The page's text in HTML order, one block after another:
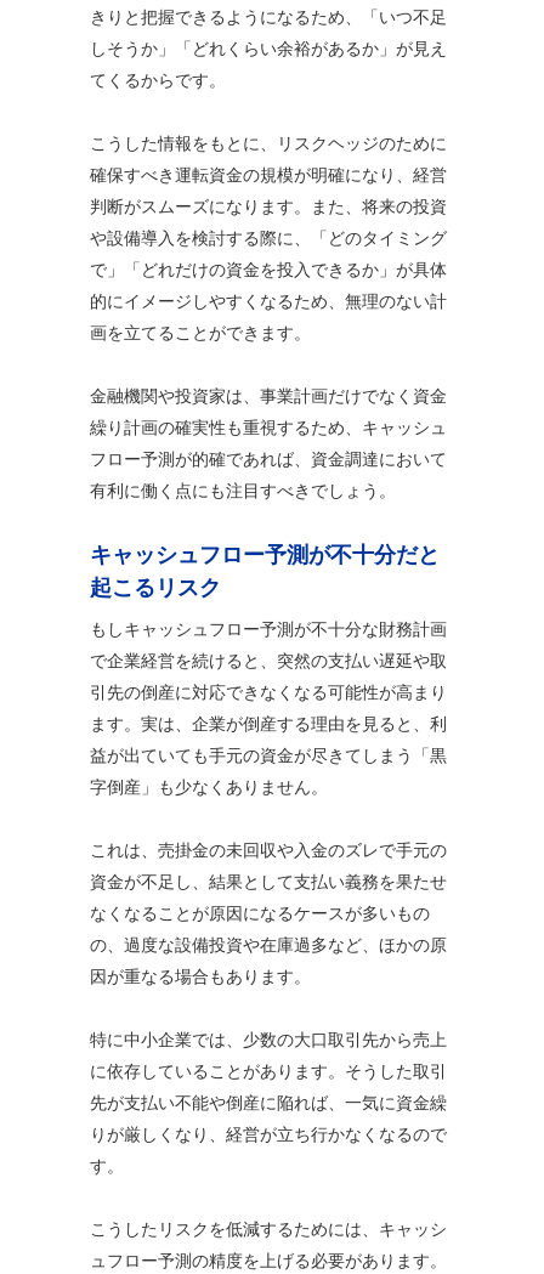
きりと把握できるようになるため、「いつ不足
しそうか」「どれくらい余裕があるか」が見え
てくるからです。
こうした情報をもとに、リスクヘッジのために
確保すべき運転資金の規模が明確になり、経営
判断がスムーズになります。また、将来の投資
や設備導入を検討する際に、「どのタイミング
で」「どれだけの資金を投入できるか」が具体
的にイメージしやすくなるため、無理のない計
画を立てることができます。
金融機関や投資家は、事業計画だけでなく資金
繰り計画の確実性も重視するため、キャッシュ
フロー予測が的確であれば、資金調達において
有利に働く点にも注目すべきでしょう。
キャッシュフロー予測が不十分だと
起こるリスク
もしキャッシュフロー予測が不十分な財務計画
で企業経営を続けると、突然の支払い遅延や取
引先の倒産に対応できなくなる可能性が高まり
ます。実は、企業が倒産する理由を見ると、利
益が出ていても手元の資金が尽きてしまう「黒
字倒産」も少なくありません。
これは、売掛金の未回収や入金のズレで手元の
資金が不足し、結果として支払い義務を果たせ
なくなることが原因になるケースが多いもの
の、過度な設備投資や在庫過多など、ほかの原
因が重なる場合もあります。
特に中小企業では、少数の大口取引先から売上
に依存していることがあります。そうした取引
先が支払い不能や倒産に陥れば、一気に資金繰
りが厳しくなり、経営が立ち行かなくなるので
す。
こうしたリスクを低減するためには、キャッシ
ュフロー予測の精度を上げる必要があります。